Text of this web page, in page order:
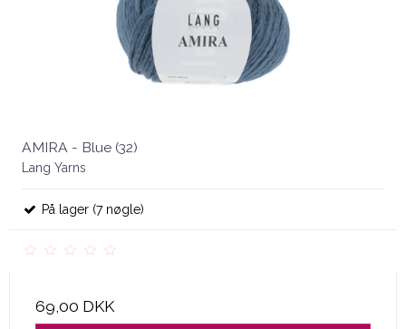
AMIRA - Blue (32)
Lang Yarns
På lager (7 nøgle)
69,00 DKK